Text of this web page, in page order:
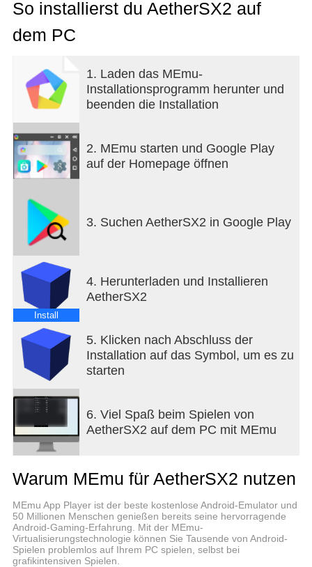
So installierst du AetherSX2 auf
dem PC
1. Laden das MEmu-
Installationsprogramm herunter und
beenden die Installation
2. MEmu starten und Google Play
auf der Homepage öffnen
3. Suchen AetherSX2 in Google Play
Install
4. Herunterladen und Installieren
AetherSX2
5. Klicken nach Abschluss der
Installation auf das Symbol, um es zu
starten
6. Viel Spaß beim Spielen von
AetherSX2 auf dem PC mit MEmu
Warum MEmu für AetherSX2 nutzen
MEmu App Player ist der beste kostenlose Android-Emulator und
50 Millionen Menschen genießen bereits seine hervorragende
Android-Gaming-Erfahrung. Mit der MEmu-
Virtualisierungstechnologie können Sie Tausende von Android-
Spielen problemlos auf Ihrem PC spielen, selbst bei
grafikintensiven Spielen.